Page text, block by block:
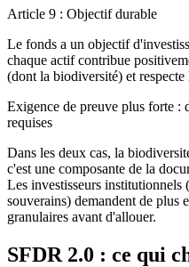
Article 9 : Objectif durable
Le fonds a un objectif
chaque actif contribue
(dont la biodiversité) et
Exigence de preuve plus forte :
requises
Dans les deux cas, la
c'est une composante de la
Les investisseurs institutionnels
souverains) demandent de plus
granulaires avant d'allouer.
SFDR 2.0 : ce qui